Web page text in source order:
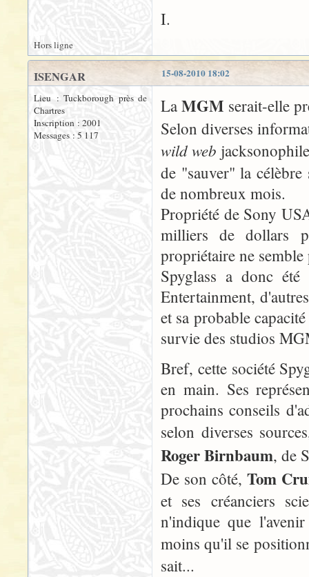
I.
Hors ligne
15-08-2010 18:02
ISENGAR
Lieu : Tuckborough près de
Chartres
Inscription : 2001
Messages : 5 117
La MGM serait-elle
Selon diverses
wild web
de "sauver" la
de nombreux mois.
Propriété de Sony
milliers de dollars
propriétaire ne
Spyglass a donc
Entertainment,
et sa probable
survie des studios
Bref, cette société
en main. Ses
prochains conseils
selon diverses
Roger Birnbaum, de
De son côté, Tom
et ses créanciers
n'indique que
moins qu'il se
sait...